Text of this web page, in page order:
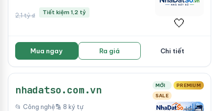
2,1 tỷ ₫ Tiết kiệm 1,2 tỷ
🤍
Mua ngay Ra giá Chi tiết
nhadatso.com.vn MỚI
PREMIUM
SALE
📂 Công nghệ🔡 8 ký tự